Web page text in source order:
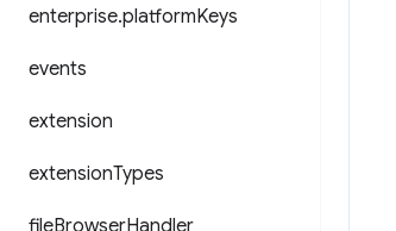
enterprise.platformKeys
events
extension
extensionTypes
fileBrowserHandler